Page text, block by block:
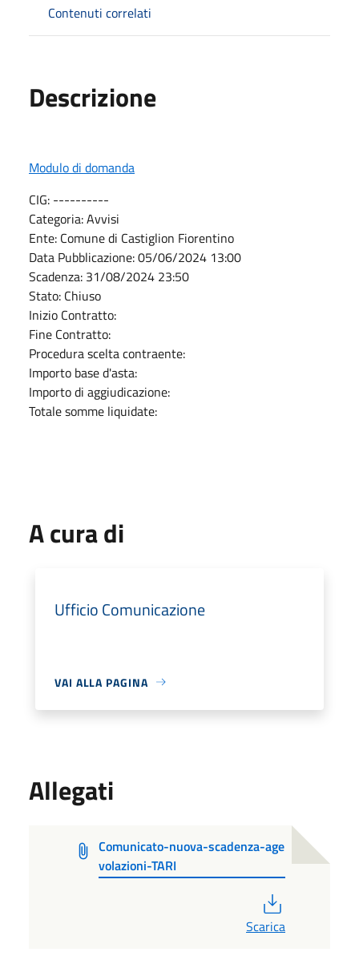
Contenuti correlati
Descrizione
Modulo di domanda
CIG: ----------
Categoria: Avvisi
Ente: Comune di Castiglion Fiorentino
Data Pubblicazione: 05/06/2024 13:00
Scadenza: 31/08/2024 23:50
Stato: Chiuso
Inizio Contratto:
Fine Contratto:
Procedura scelta contraente:
Importo base d'asta:
Importo di aggiudicazione:
Totale somme liquidate:
A cura di
Ufficio Comunicazione
VAI ALLA PAGINA
Allegati
Comunicato-nuova-scadenza-age
volazioni-TARI
Scarica